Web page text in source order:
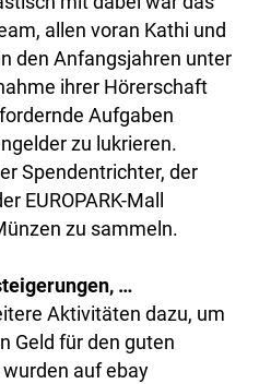
allen voran Kathi und
den Anfangsjahren unter
ihrer Hörerschaft
Aufgaben
zu lukrieren.
Spendentrichter, der
EUROPARK-Mall
zu sammeln.
…
Aktivitäten dazu, um
Geld für den guten
auf ebay